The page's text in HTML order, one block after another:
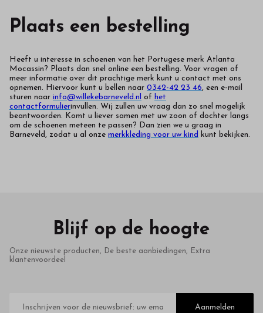
Plaats een bestelling
Heeft u interesse in schoenen van het Portugese merk Atlanta
Mocassin? Plaats dan snel online een bestelling. Voor vragen of
meer informatie over dit prachtige merk kunt u contact met ons
opnemen. Hiervoor kunt u bellen naar 0342-42 23 46, een e-mail
sturen naar info@willekebarneveld.nl of het
contactformulierinvullen. Wij zullen uw vraag dan zo snel mogelijk
beantwoorden. Komt u liever samen met uw zoon of dochter langs
om de schoenen meteen te passen? Dan zien we u graag in
Barneveld, zodat u al onze merkkleding voor uw kind kunt bekijken.
Blijf op de hoogte
Onze nieuwste producten, De beste aanbiedingen, Extra
klantenvoordeel
mailadres
Aanmelden